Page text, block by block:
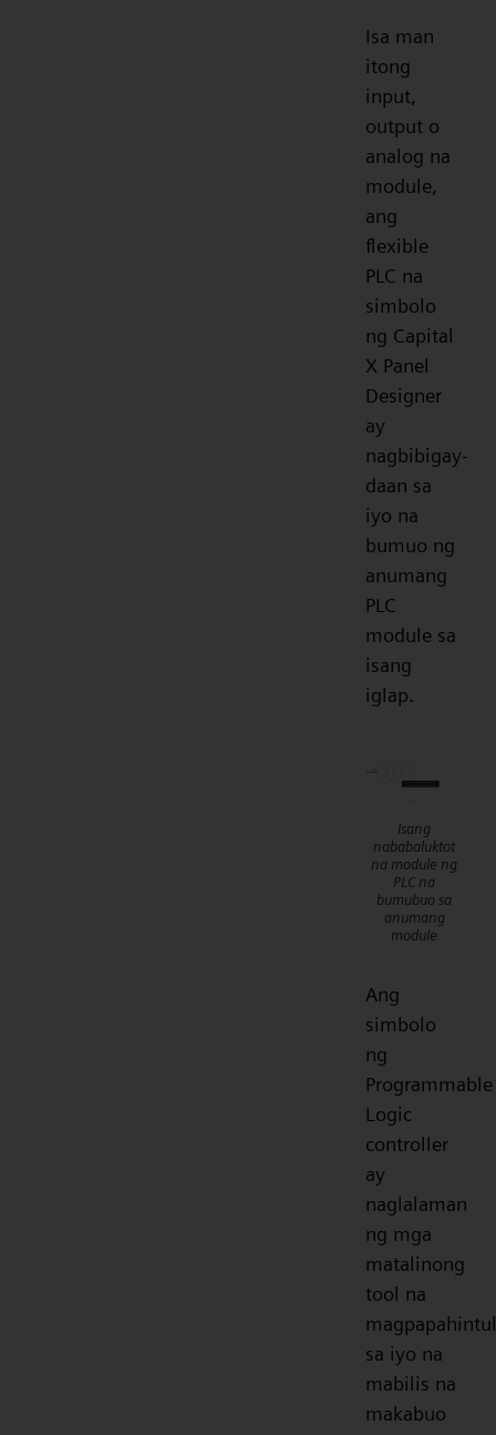
Isa man
itong
input,
output o
analog na
module,
ang
flexible
PLC na
simbolo
ng Capital
X Panel
Designer
ay
nagbibigay-
daan sa
iyo na
bumuo ng
anumang
PLC
module sa
isang
iglap.
Isang
nababaluktot
na module ng
PLC na
bumubuo sa
anumang
module
Ang
simbolo
ng
Programmable
Logic
controller
ay
naglalaman
ng mga
matalinong
tool na
sa iyo na
mabilis na
makabuo